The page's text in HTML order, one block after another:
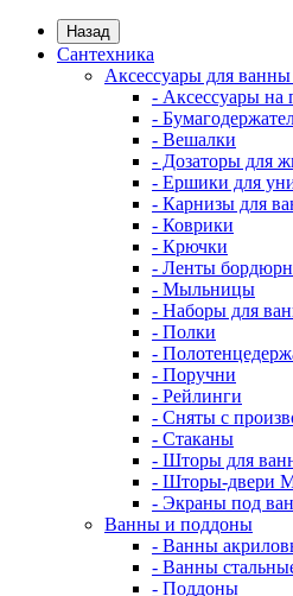
Назад
Сантехника
Аксессуары для ванны
- Аксессуары на
-
- Вешалки
- Дозаторы для
- Ершики для
- Карнизы для
- Коврики
- Крючки
- Ленты
- Мыльницы
- Наборы для
- Полки
-
- Поручни
- Рейлинги
- Сняты с
- Стаканы
- Шторы для
- Шторы-двери
- Экраны под
Ванны и поддоны
- Ванны
- Ванны
- Поддоны